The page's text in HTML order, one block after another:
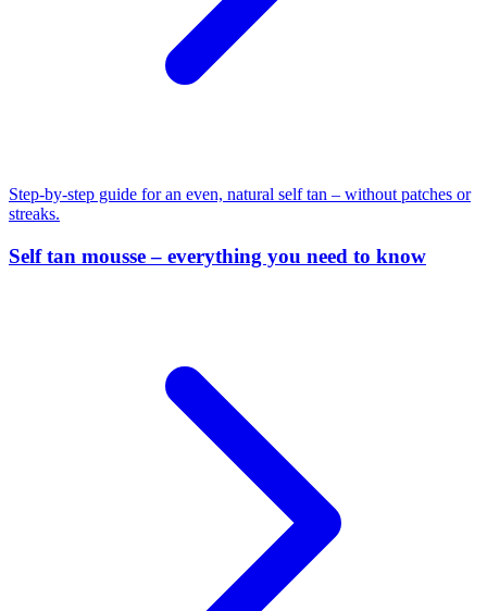
Step-by-step guide for an even, natural self tan – without patches or
streaks.
Self tan mousse – everything you need to know